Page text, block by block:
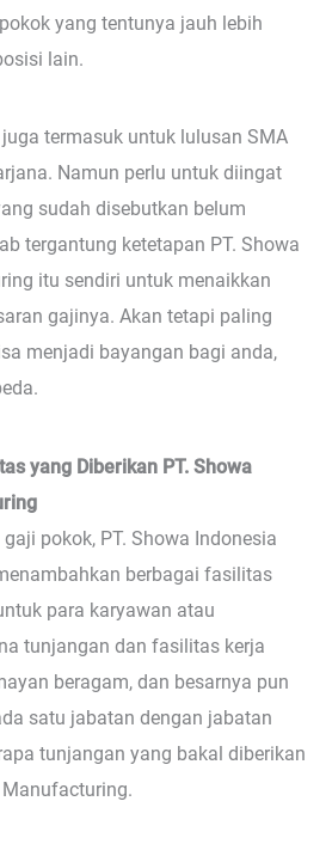
yang tentunya jauh lebih
lain.
termasuk untuk lulusan SMA
Namun perlu untuk diingat
sudah disebutkan belum
tergantung ketetapan PT. Showa
itu sendiri untuk menaikkan
gajinya. Akan tetapi paling
menjadi bayangan bagi anda,
yang Diberikan PT. Showa
pokok, PT. Showa Indonesia
berbagai fasilitas
para karyawan atau
tunjangan dan fasilitas kerja
beragam, dan besarnya pun
satu jabatan dengan jabatan
tunjangan yang bakal diberikan
Manufacturing.